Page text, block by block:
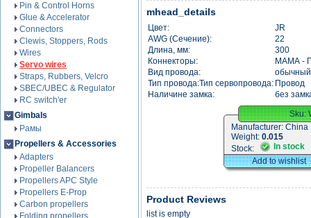
Pin & Control Horns
Glue & Accelerator
Connectors
Clewis, Stoppers, Rods
Wires
Servo wires
Straps, Rubbers, Velcro
SBEC/UBEC & Regulator
RC switch'er
Gimbals
Рамы
Propellers & Accessories
Adapters
Propeller Balancers
Propellers APC Style
Propellers E-Prop
Carbon propellers
Folding propellers
mhead_details
Цвет:
JR
AWG (Сечение):
22
Длина, мм:
300
Коннекторы:
МАМА -
Вид провода:
обычный
Тип провода:Тип сервопровода: Провод
Наличине замка:
без
Sku:
Manufacturer: China
Weight: 0.015
Stock:
In stock
Add to wishlist
Product Reviews
list is empty